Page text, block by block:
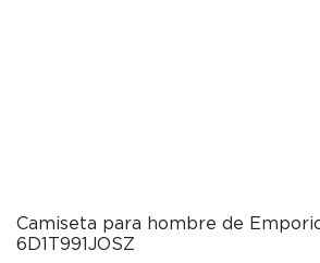
Camiseta para hombre de
6D1T991JOSZ